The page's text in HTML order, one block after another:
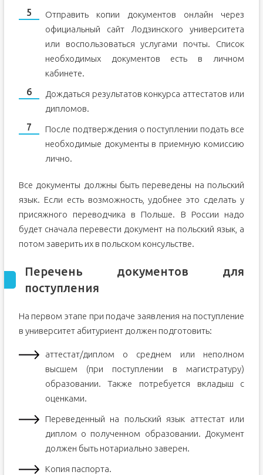
Отправить копии документов онлайн через
официальный сайт Лодзинского университета
или воспользоваться услугами почты. Список
необходимых документов есть в личном
кабинете.
Дождаться результатов конкурса аттестатов или
дипломов.
После подтверждения о поступлении подать все
необходимые документы в приемную комиссию
лично.
Все документы должны быть переведены на польский
язык. Если есть возможность, удобнее это сделать у
присяжного переводчика в Польше. В России надо
будет сначала перевести документ на польский язык, а
потом заверить их в польском консульстве.
Перечень документов для
поступления
На первом этапе при подаче заявления на поступление
в университет абитуриент должен подготовить:
аттестат/диплом о среднем или неполном
высшем (при поступлении в магистратуру)
образовании. Также потребуется вкладыш с
оценками.
Переведенный на польский язык аттестат или
диплом о полученном образовании. Документ
должен быть нотариально заверен.
Копия паспорта.